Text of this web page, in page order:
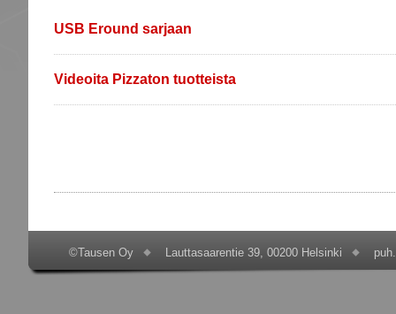
USB Eround sarjaan
Videoita Pizzaton tuotteista
©Tausen Oy Lauttasaarentie 39, 00200 Helsinki